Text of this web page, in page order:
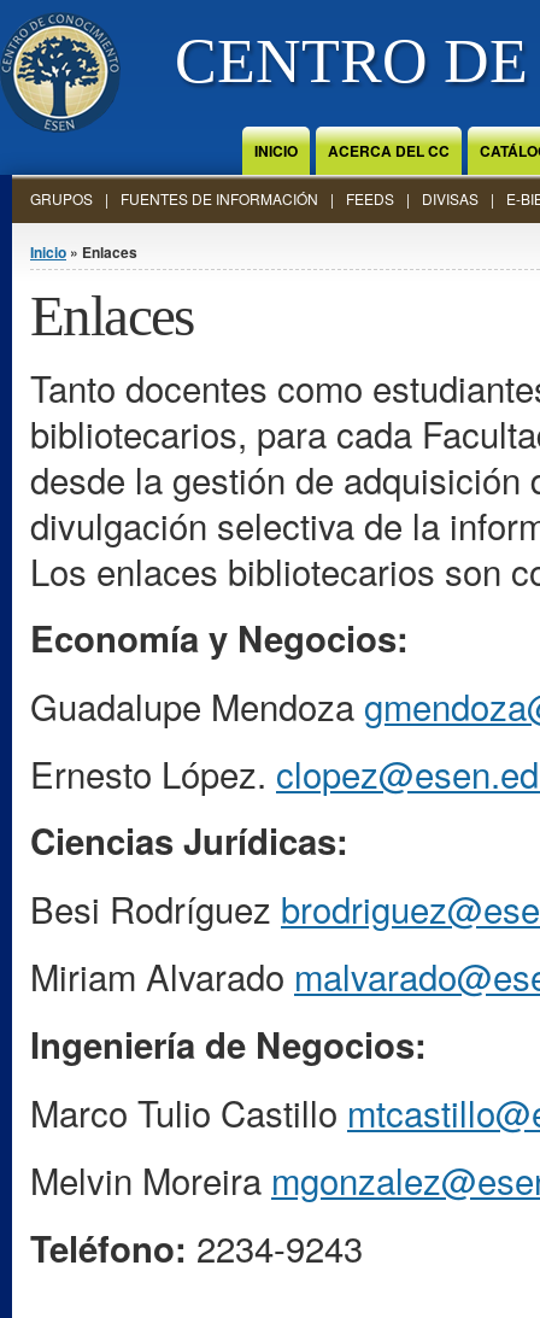
Jump to Content
CENTRO
INICIO ACERCA DEL CC
GRUPOS FUENTES DE INFORMACIÓN FEEDS DIVISAS E-
Se encuentra usted aquí
Inicio » Enlaces
Enlaces
Tanto docentes como
bibliotecarios, para cada
desde la gestión de
divulgación selectiva de la
Los enlaces bibliotecarios son
Economía y Negocios:
Guadalupe Mendoza
Ernesto López.
Ciencias Jurídicas:
Besi Rodríguez
Miriam Alvarado
Ingeniería de Negocios:
Marco Tulio Castillo
Melvin Moreira
Teléfono: 2234-9243